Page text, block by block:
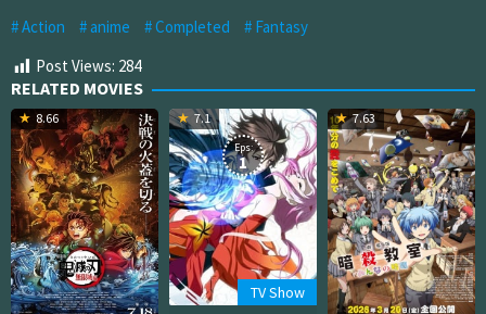
Action
anime Completed
Fantasy
Post Views: 284
RELATED MOVIES
8.66 7.1
Eps:
1
TV Show
7.63